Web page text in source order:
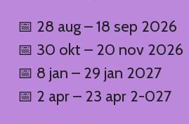
📅 28 aug – 18 sep 2026
📅 30 okt – 20 nov 2026
📅 8 jan – 29 jan 2027
📅 2 apr – 23 apr 2-027